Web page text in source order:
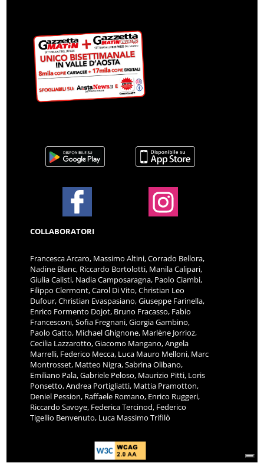
COLLABORATORI
Francesca Arcaro, Massimo Altini, Corrado Bellora,
Nadine Blanc, Riccardo Bortolotti, Manila Calipari,
Giulia Calisti, Nadia Camposaragna, Paolo Ciambi,
Filippo Clermont, Carol Di Vito, Christian Leo
Dufour, Christian Evaspasiano, Giuseppe Farinella,
Enrico Formento Dojot, Bruno Fracasso, Fabio
Francesconi, Sofia Fregnani, Giorgia Gambino,
Paolo Gatto, Michael Ghignone, Marlène Jorrioz,
Cecilia Lazzarotto, Giacomo Mangano, Angela
Marrelli, Federico Mecca, Luca Mauro Melloni, Marc
Montrosset, Matteo Nigra, Sabrina Olibano,
Emiliano Pala, Gabriele Peloso, Maurizio Pitti, Loris
Ponsetto, Andrea Portigliatti, Mattia Pramotton,
Deniel Pession, Raffaele Romano, Enrico Ruggeri,
Riccardo Savoye, Federica Tercinod, Federico
Tigellio Benvenuto, Luca Massimo Trifilò